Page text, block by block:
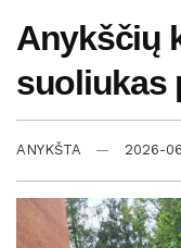
Anykščių
suoliukas
ANYKŠTA 2026-